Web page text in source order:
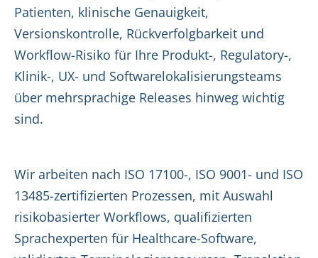
Patienten, klinische Genauigkeit,
Versionskontrolle, Rückverfolgbarkeit und
Workflow-Risiko für Ihre Produkt-, Regulatory-,
Klinik-, UX- und Softwarelokalisierungsteams
über mehrsprachige Releases hinweg wichtig
sind.
Wir arbeiten nach ISO 17100-, ISO 9001- und ISO
13485-zertifizierten Prozessen, mit Auswahl
risikobasierter Workflows, qualifizierten
Sprachexperten für Healthcare-Software,